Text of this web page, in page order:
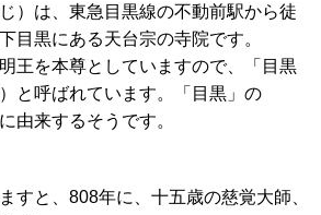
）は、東急目黒線の不動前駅から徒
目黒にある天台宗の寺院です。
王を本尊としていますので、「目黒
と呼ばれています。「目黒」の
由来するそうです。
すと、808年に、十五歳の慈覚大師、